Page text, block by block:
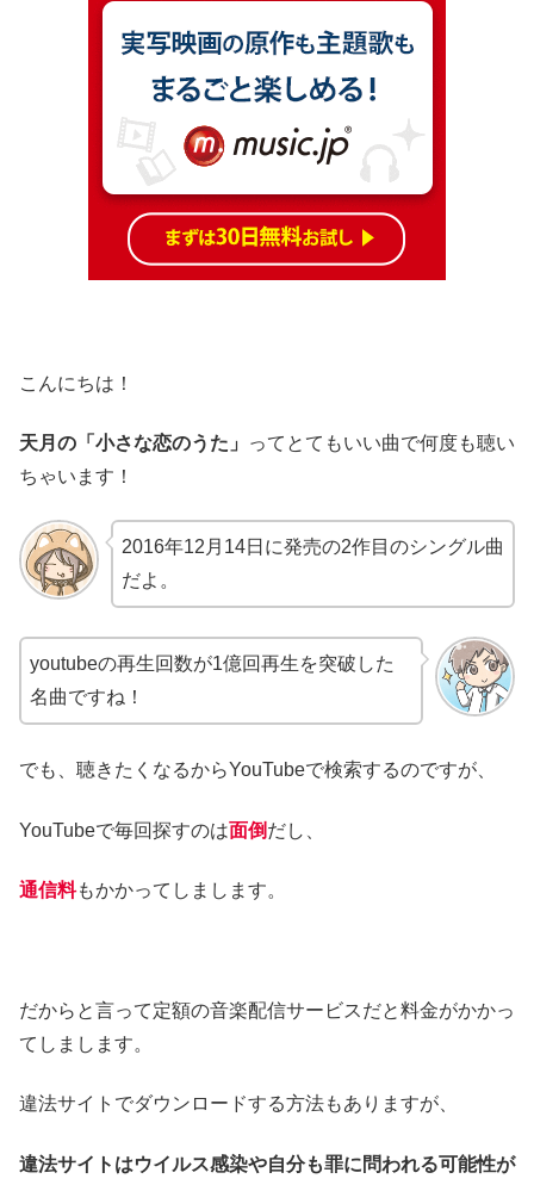
こんにちは！
天月の「小さな恋のうた」
ってとてもいい曲で何度も聴い
ちゃいます！
2016年12月14日に発売の2作目のシングル曲
だよ。
youtubeの再生回数が1億回再生を突破した
名曲ですね！
でも、聴きたくなるからYouTubeで検索するのですが、
YouTubeで毎回探すのは面倒だし、
通信料もかかってしまします。
だからと言って定額の音楽配信サービスだと料金がかかっ
てしまします。
違法サイトでダウンロードする方法もありますが、
違法サイトはウイルス感染や自分も罪に問われる可能性が